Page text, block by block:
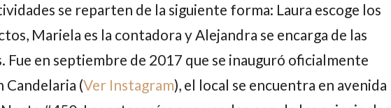
se reparten de la siguiente forma: Laura escoge los
Mariela es la contadora y Alejandra se encarga de las
Fue en septiembre de 2017 que se inauguró oficialmente
Candelaria (Ver Instagram), el local se encuentra en avenida